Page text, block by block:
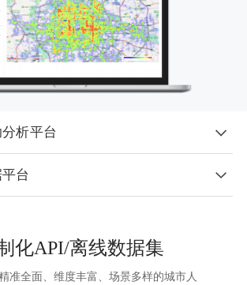
析平台
为用户提供人口地理大数据自助计算提取功
台
间对比分析
化API/离线数据集
准全面、维度丰富、场景多样的城市人